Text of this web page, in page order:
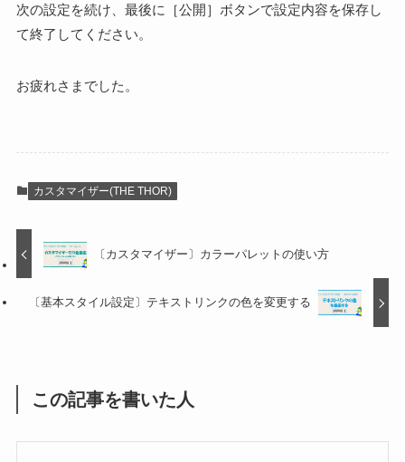
次の設定を続け、最後に［公開］ボタンで設定内容を保存し
て終了してください。
お疲れさまでした。
カスタマイザー(THE THOR)
〔カスタマイザー〕カラーパレットの使い方
〔基本スタイル設定〕テキストリンクの色を変更する
この記事を書いた人